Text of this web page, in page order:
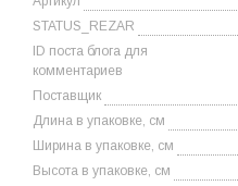
STATUS_REZAR
ID поста блога для
комментариев
Поставщик
Длина в упаковке, см
Ширина в упаковке, см
Высота в упаковке, см